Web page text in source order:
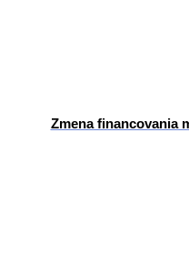
Zmena financovania